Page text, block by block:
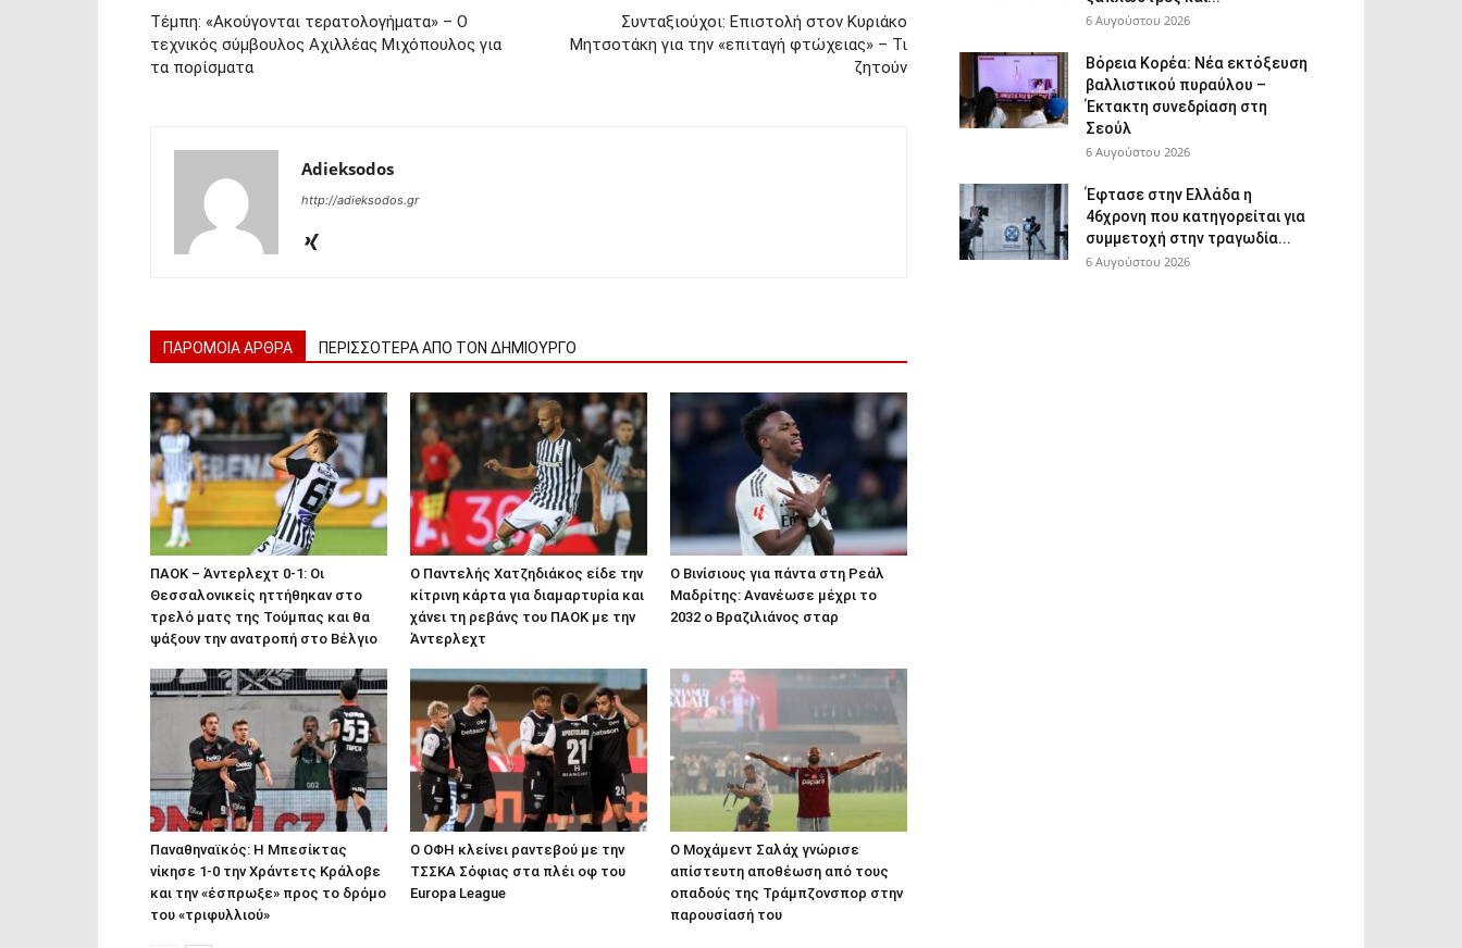
Τέμπη: «Ακούγονται τερατολογήματα» – Ο
τεχνικός σύμβουλος Αχιλλέας Μιχόπουλος για
τα πορίσματα
Συνταξιούχοι: Επιστολή στον Κυριάκο
Μητσοτάκη για την «επιταγή φτώχειας» – Τι
ζητούν
Adieksodos
http://adieksodos.gr
ΠΑΡΟΜΟΙΑ ΑΡΘΡΑ ΠΕΡΙΣΣΟΤΕΡΑ ΑΠΟ ΤΟΝ ΔΗΜΙΟΥΡΓΟ
ΠΑΟΚ – Άντερλεχτ 0-1: Οι
Θεσσαλονικείς ηττήθηκαν στο
τρελό ματς της Τούμπας και θα
ψάξουν την ανατροπή στο Βέλγιο
Ο Παντελής Χατζηδιάκος είδε την
κίτρινη κάρτα για διαμαρτυρία και
χάνει τη ρεβάνς του ΠΑΟΚ με την
Άντερλεχτ
Ο Βινίσιους για πάντα στη Ρεάλ
Μαδρίτης: Ανανέωσε μέχρι το
2032 ο Βραζιλιάνος σταρ
Παναθηναϊκός: Η Μπεσίκτας
νίκησε 1-0 την Χράντετς Κράλοβε
και την «έσπρωξε» προς το δρόμο
του «τριφυλλιού»
Ο ΟΦΗ κλείνει ραντεβού με την
ΤΣΣΚΑ Σόφιας στα πλέι οφ του
Europa League
Ο Μοχάμεντ Σαλάχ γνώρισε
απίστευτη αποθέωση από τους
οπαδούς της Τράμπζονσπορ στην
παρουσίασή του
6 Αυγούστου 2026
Βόρεια Κορέα: Νέα εκτόξευση
βαλλιστικού πυραύλου –
Έκτακτη συνεδρίαση στη
Σεούλ
6 Αυγούστου 2026
Έφτασε στην Ελλάδα η
46χρονη που κατηγορείται για
συμμετοχή στην τραγωδία...
6 Αυγούστου 2026